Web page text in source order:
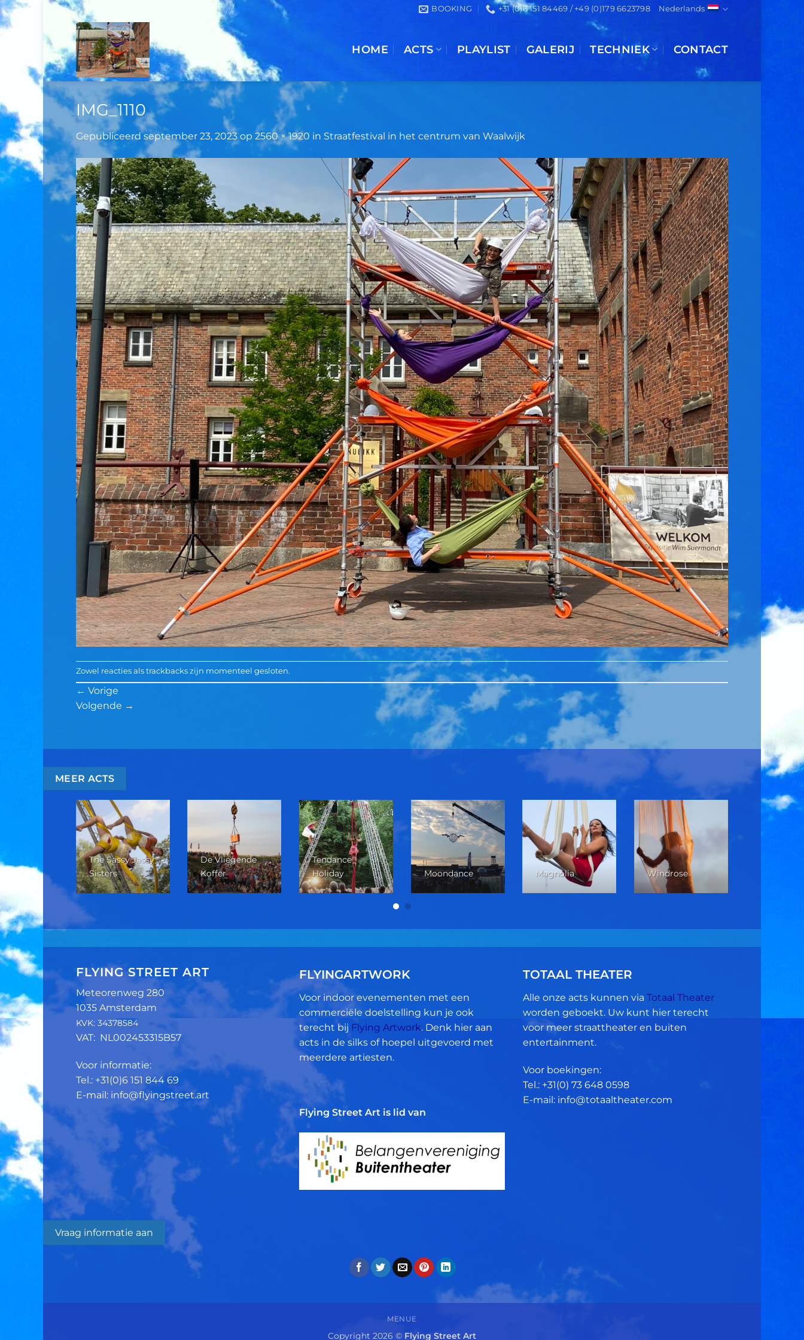
Ga
inhoud
BOOKING +31 (0)6 151 84469 / +49 (0)179 6623798 Nederlands
HOME ACTS PLAYLIST GALERIJ TECHNIEK CONTACT
IMG_1110
Gepubliceerdseptember 23, 2023 op 2560 × 1920 in Straatfestival in het centrum van Waalwijk
Zowel reacties als trackbacks zijn momenteel gesloten.
← Vorige
Volgende →
MEER ACTS
The Sassy Jassy
Sisters
De Vliegende
Koffer
Tendance
Holiday
Moondance Magnolia Windrose
FLYING STREET ART
Meteorenweg 280
1035 Amsterdam
KVK: 34378584
VAT: NL002453315B57
Voor informatie:
Tel.: +31(0)6 151 844 69
E-mail: info@flyingstreet.art
FLYINGARTWORK
Voor indoor evenementen met een
commerciële doelstelling kun je ook
terecht bij Flying Artwork. Denk hier aan
acts in de silks of hoepel uitgevoerd met
meerdere artiesten.
Flying Street Art is lid van
TOTAAL THEATER
Alle onze acts kunnen via Totaal Theater
worden geboekt. Uw kunt hier terecht
voor meer straattheater en buiten
entertainment.
Voor boekingen:
Tel.: +31(0) 73 648 0598
E-mail: info@totaaltheater.com
Vraag informatie aan
MENUE
Copyright 2026 © Flying Street Art